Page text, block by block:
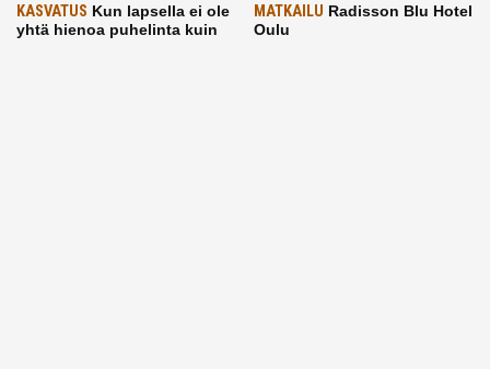
KASVATUS Kun lapsella ei ole
yhtä hienoa puhelinta kuin
MATKAILU Radisson Blu Hotel
Oulu